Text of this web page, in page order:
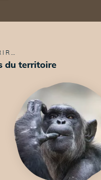
du territoire